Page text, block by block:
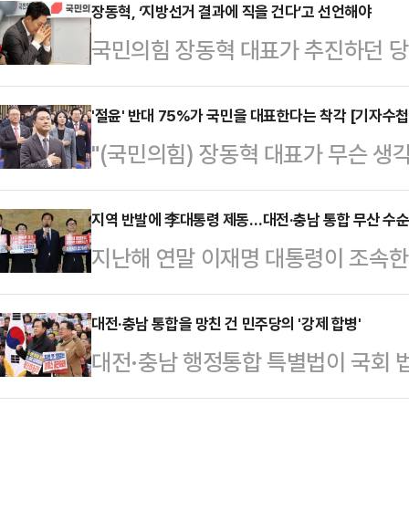
(현지시간) 전 거래일보다
을 마쳤다. 대형주 위주의 스탠더
인트(0.81%) 상승한 6946.14에,
288.40(1.26%)포인트 뛴 2만
비디아는 실적 발표를 앞두고
장동혁, ‘지방선거 결과에 직을 건다’고 선언해야
국민의힘 장동혁 대표가 추진하던
민을 대상으로 당명을 공모해 최종
의에서 제동이 걸린 것이다. “당명
뤄지는 것이어서 지방선거까지 심
방선거를 불과 100일도 안 남겨둔
리였다. 당 소속 후보들이 새로운
자들에게 혼란을 줘서 오히려 불리
당명 개정을 추진했던 …
'절윤' 반대 75%가 국민을 대표한다는 착각 [기자수
"(국민의힘) 장동혁 대표가 무슨 생
국회에서 당 안팎 인사들을 만나면
미니 총선급 규모로 커질 가능성이
아닌 '강성 지지층'으로 더욱 깊이
게 만들다 못해 한숨을 자아내고 있
표의 기자회견은 정점을 찍었다. 사
'윤어게인' 기조를 분명히 하면서
해…
지역 반발에 李대통령 제동…대전·충남 통합 무산 수
지난해 연말 이재명 대통령이 조속
충남 행정통합이 암초를 만났다. 시
어, 이 대통령 역시 지역 동의 없는
방선거 내 통합은 사실상 어려워졌
면, 이 대통령은 전날 엑스(X·옛 트
대전·충남 통합을 망친 건 민주당의 '강제 합병'
대전·충남 행정통합 특별법이 국회
됐다. 같은 날 이재명 대통령은 "충